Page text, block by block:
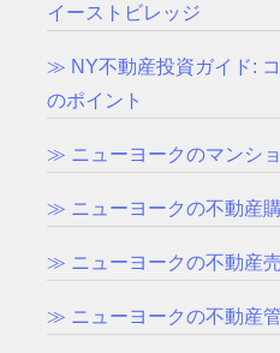
イーストビレッジ
≫ NY不動産投資ガイド:
のポイント
≫ ニューヨークのマンシ
≫ ニューヨークの不動産
≫ ニューヨークの不動産
≫ ニューヨークの不動産